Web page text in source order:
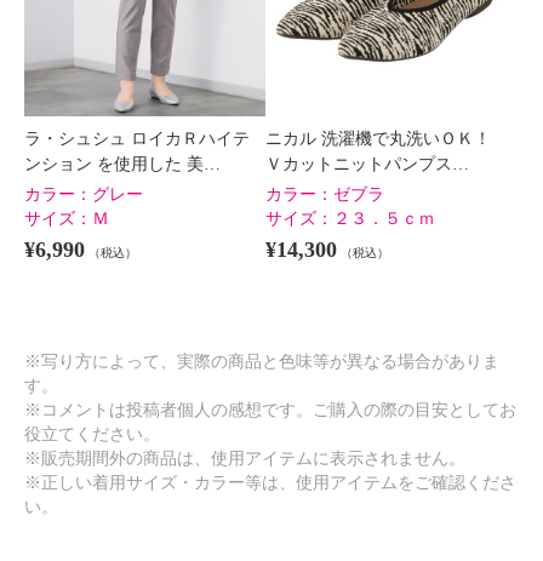
ラ・シュシュ ロイカＲハイテ
ンション を使用した 美…
カラー： グレー
サイズ： Ｍ
¥6,990 （税込）
ニカル 洗濯機で丸洗いＯＫ！
Ｖカットニットパンプス…
カラー： ゼブラ
サイズ： ２３．５ｃｍ
¥14,300 （税込）
※写り方によって、実際の商品と色味等が異なる場合がありま
す。
※コメントは投稿者個人の感想です。ご購入の際の目安としてお
役立てください。
※販売期間外の商品は、使用アイテムに表示されません。
※正しい着用サイズ・カラー等は、使用アイテムをご確認くださ
い。